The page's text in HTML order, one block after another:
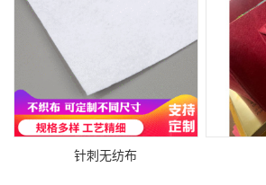
针刺无纺布